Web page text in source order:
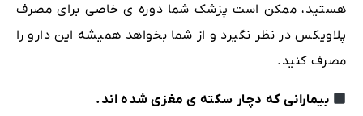
هستید، ممکن است پزشک شما دوره ی خاصی برای مصرف
پلاویکس در نظر نگیرد و از شما بخواهد همیشه این دارو را
مصرف کنید.
بیمارانی که دچار سکته ی مغزی شده اند.